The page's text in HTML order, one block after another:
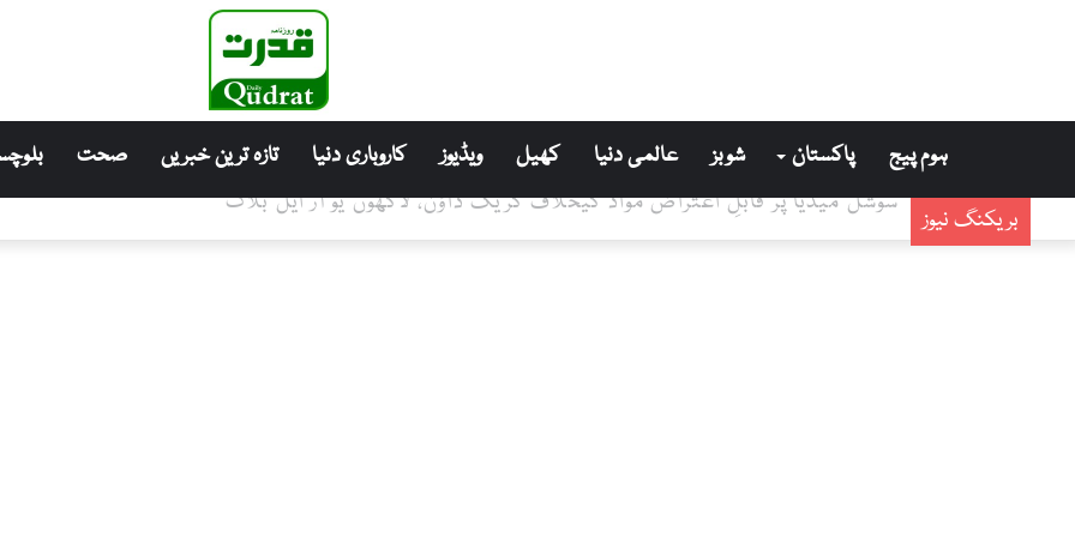
ہوم پیج پاکستان شوبز عالمی دنیا کھیل ویڈیوز کاروباری دنیا تازہ ترین خبریں صحت
بریکنگ نیوز سوشل میڈیا پر قابلِ اعتراض مواد کیخلاف کریک ڈاؤن، لاکھوں یو آر ایل بلاک